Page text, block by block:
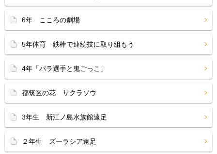
6年 こころの劇場
5年体育 鉄棒で連続技に取り組もう
4年「パラ選手と鬼ごっこ」
都筑区の花 サクラソウ
3年生 新江ノ島水族館遠足
２年生 ズーラシア遠足